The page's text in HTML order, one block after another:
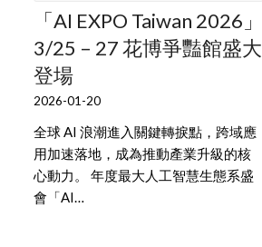
「AI EXPO Taiwan 2026」
3/25 – 27 花博爭豔館盛大
登場
2026-01-20
全球 AI 浪潮進入關鍵轉捩點，跨域應
用加速落地，成為推動產業升級的核
心動力。 年度最大人工智慧生態系盛
會「AI…